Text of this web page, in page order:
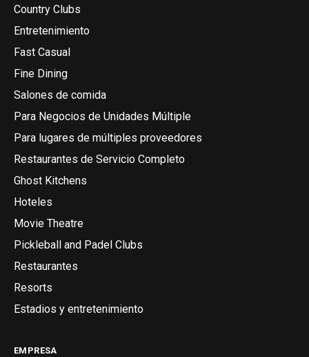
Country Clubs
Entretenimiento
Fast Casual
Fine Dining
Salones de comida
Para Negocios de Unidades Múltiple
Para lugares de múltiples proveedores
Restaurantes de Servicio Completo
Ghost Kitchens
Hoteles
Movie Theatre
Pickleball and Padel Clubs
Restaurantes
Resorts
Estadios y entretenimiento
EMPRESA